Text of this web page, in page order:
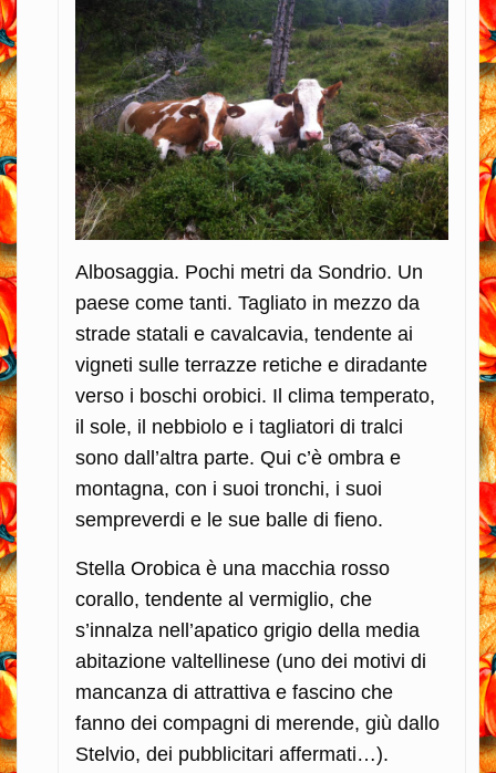
Albosaggia. Pochi metri da Sondrio. Un
paese come tanti. Tagliato in mezzo da
strade statali e cavalcavia, tendente ai
vigneti sulle terrazze retiche e diradante
verso i boschi orobici. Il clima temperato,
il sole, il nebbiolo e i tagliatori di tralci
sono dall’altra parte. Qui c’è ombra e
montagna, con i suoi tronchi, i suoi
sempreverdi e le sue balle di fieno.
Stella Orobica è una macchia rosso
corallo, tendente al vermiglio, che
s’innalza nell’apatico grigio della media
abitazione valtellinese (uno dei motivi di
mancanza di attrattiva e fascino che
fanno dei compagni di merende, giù dallo
Stelvio, dei pubblicitari affermati…).